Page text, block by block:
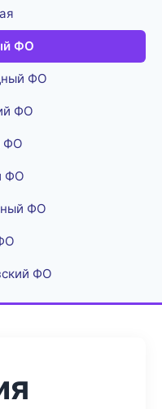
ФО
ФО
ФО
ФО
ФО
ФО
ФО